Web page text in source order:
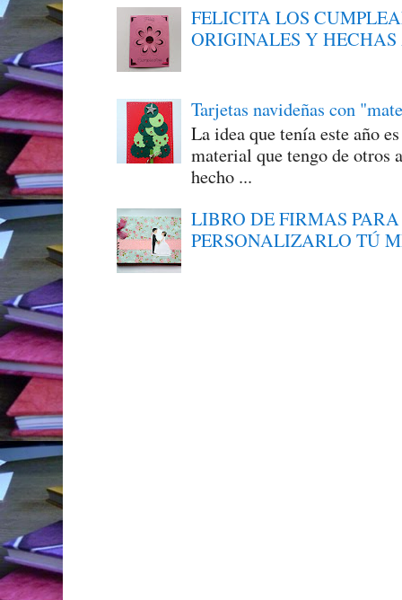
FELICITA LOS
ORIGINALES Y
Tarjetas navideñas con
La idea que tenía este año
material que tengo de otros
hecho ...
LIBRO DE FIRMAS
PERSONALIZARLO TÚ